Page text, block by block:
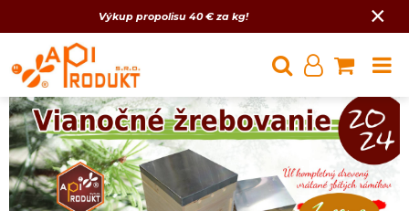
Výkup propolisu 40 € za kg! ×